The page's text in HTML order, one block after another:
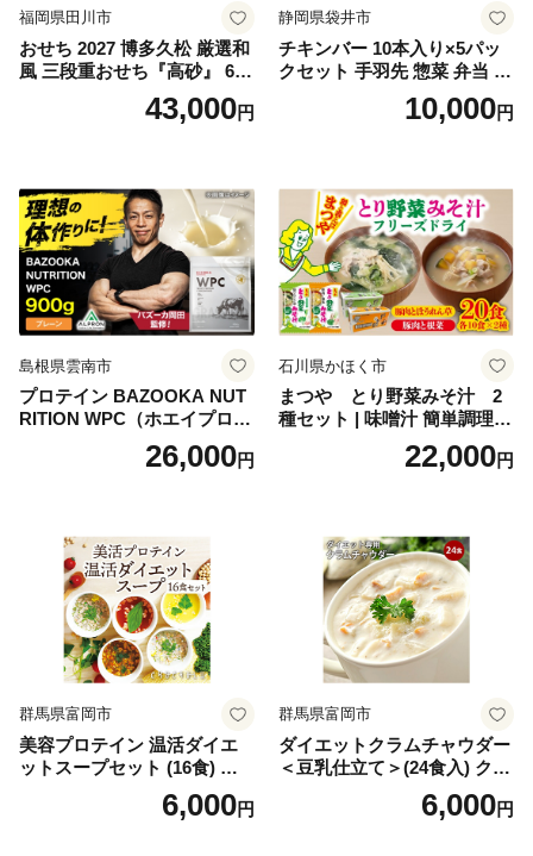
福岡県田川市
おせち 2027 博多久松 厳選和
風 三段重おせち『高砂』 6.5
寸 3段重 2～3人前 おせち料
理 重箱 お正月 冷凍おせち 縁
ち 本格おせち おせち予約 年
末 年始 お取り寄せ 新春 贅沢
おせち こだわりおせち 惣菜
老舗おせち ふるさと納税お
せち 御節 お節料理 正月 調理
不要 おせち料理2027
43,000円
静岡県袋井市
チキンバー 10本入り×5パッ
クセット 手羽先 惣菜 弁当 お
かず お酒 おつまみ ギフト キ
ャンプ アウトドア キャンプ
10,000円
島根県雲南市
プロテイン BAZOOKA NUT
RITION WPC（ホエイプロテ
イン）＜プレーン＞ 900g｜
バズーカ岡田監修・植物由来
ロン [AIEN005]
26,000円
石川県かほく市
まつや とり野菜みそ汁 2
種セット | 味噌汁 簡単調理
お味噌 おみそ みそ とり野菜
時短料理 時短ごはん ご当地
22,000円
群馬県富岡市
美容プロテイン 温活ダイエ
ットスープセット (16食) 小
分け スープ 食べ比べ セット
詰合せ クラムチャウダー チ
6,000円
群馬県富岡市
ダイエットクラムチャウダー
＜豆乳仕立て＞(24食入) クラ
ムチャウダー 豆乳 ダイエッ
ト スープ プロテイン たんぱ
6,000円